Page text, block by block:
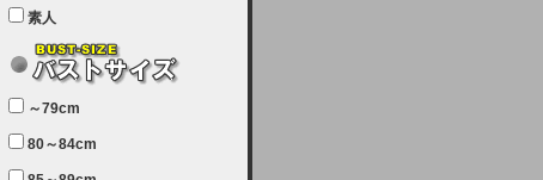
本日、サーバーメンテナンスのため
ユーザー様には大変ご迷惑をおかけ
しました。無事、メンテナンスが完
致します。
素人
～79cm
80～84cm